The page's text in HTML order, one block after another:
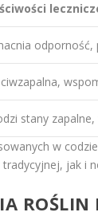
stany
w
jak i